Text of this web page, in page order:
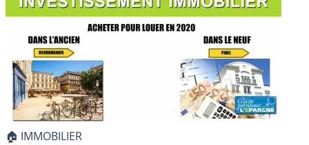
🏠 IMMOBILIER